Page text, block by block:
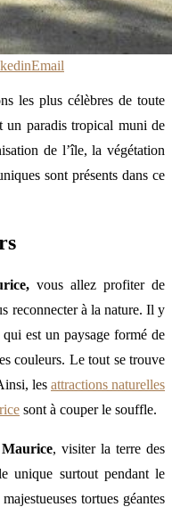
Email
les plus célèbres de toute
paradis tropical muni de
de l’île, la végétation
sont présents dans ce
vous allez profiter de
reconnecter à la nature. Il y
est un paysage formé de
couleurs. Le tout se trouve
les attractions naturelles
sont à couper le souffle.
, visiter la terre des
unique surtout pendant le
tortues géantes